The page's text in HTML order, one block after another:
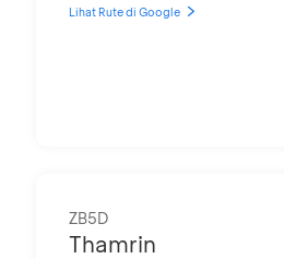
Lihat Rute di Google
ZB5D
Thamrin